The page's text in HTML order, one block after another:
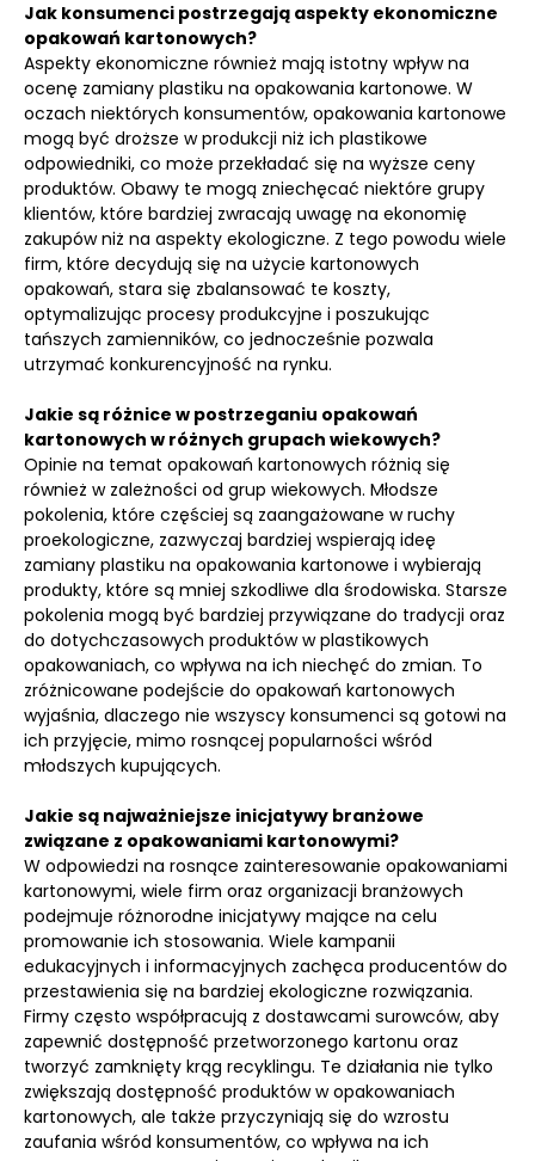
Jak konsumenci postrzegają aspekty ekonomiczne
opakowań kartonowych?
Aspekty ekonomiczne również mają istotny wpływ na
ocenę zamiany plastiku na opakowania kartonowe. W
oczach niektórych konsumentów, opakowania kartonowe
mogą być droższe w produkcji niż ich plastikowe
odpowiedniki, co może przekładać się na wyższe ceny
produktów. Obawy te mogą zniechęcać niektóre grupy
klientów, które bardziej zwracają uwagę na ekonomię
zakupów niż na aspekty ekologiczne. Z tego powodu wiele
firm, które decydują się na użycie kartonowych
opakowań, stara się zbalansować te koszty,
optymalizując procesy produkcyjne i poszukując
tańszych zamienników, co jednocześnie pozwala
utrzymać konkurencyjność na rynku.
Jakie są różnice w postrzeganiu opakowań
kartonowych w różnych grupach wiekowych?
Opinie na temat opakowań kartonowych różnią się
również w zależności od grup wiekowych. Młodsze
pokolenia, które częściej są zaangażowane w ruchy
proekologiczne, zazwyczaj bardziej wspierają ideę
zamiany plastiku na opakowania kartonowe i wybierają
produkty, które są mniej szkodliwe dla środowiska. Starsze
pokolenia mogą być bardziej przywiązane do tradycji oraz
do dotychczasowych produktów w plastikowych
opakowaniach, co wpływa na ich niechęć do zmian. To
zróżnicowane podejście do opakowań kartonowych
wyjaśnia, dlaczego nie wszyscy konsumenci są gotowi na
ich przyjęcie, mimo rosnącej popularności wśród
młodszych kupujących.
Jakie są najważniejsze inicjatywy branżowe
związane z opakowaniami kartonowymi?
W odpowiedzi na rosnące zainteresowanie opakowaniami
kartonowymi, wiele firm oraz organizacji branżowych
podejmuje różnorodne inicjatywy mające na celu
promowanie ich stosowania. Wiele kampanii
edukacyjnych i informacyjnych zachęca producentów do
przestawienia się na bardziej ekologiczne rozwiązania.
Firmy często współpracują z dostawcami surowców, aby
zapewnić dostępność przetworzonego kartonu oraz
tworzyć zamknięty krąg recyklingu. Te działania nie tylko
zwiększają dostępność produktów w opakowaniach
kartonowych, ale także przyczyniają się do wzrostu
zaufania wśród konsumentów, co wpływa na ich